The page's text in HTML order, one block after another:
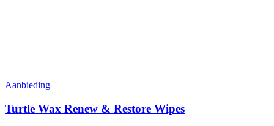
Aanbieding
Turtle Wax Renew & Restore Wipes